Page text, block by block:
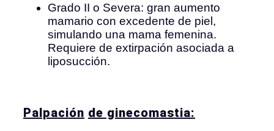
Grado II o Severa: gran aumento
mamario con excedente de piel,
simulando una mama femenina.
Requiere de extirpación asociada a
liposucción.
Palpación de ginecomastia: